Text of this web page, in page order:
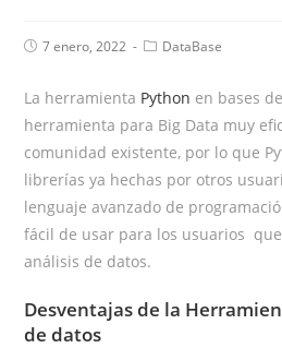
7 enero, 2022 DataBase
La herramienta Python en bases
herramienta para Big Data muy
comunidad existente, por lo que
librerías ya hechas por otros
lenguaje avanzado de
fácil de usar para los usuarios
análisis de datos.
Desventajas de la
de datos